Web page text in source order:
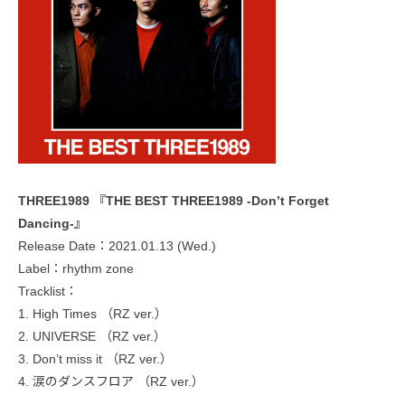
THREE1989 『THE BEST THREE1989 -Don’t Forget
Dancing-』
Release Date：2021.01.13 (Wed.)
Label：rhythm zone
Tracklist：
1. High Times （RZ ver.）
2. UNIVERSE （RZ ver.）
3. Don’t miss it （RZ ver.）
4. 涙のダンスフロア （RZ ver.）